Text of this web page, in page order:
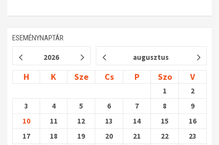
ESEMÉNYNAPTÁR
2026 augusztus
H K Sze Cs P Szo V
1
2
3
4 5 6 7 8
9
10
11 12 13 14 15
16
17
18 19 20 21 22
23